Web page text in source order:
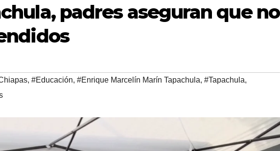
padres aseguran que no
, #Educación, #Enrique Marcelín Marín Tapachula, #Tapachula,